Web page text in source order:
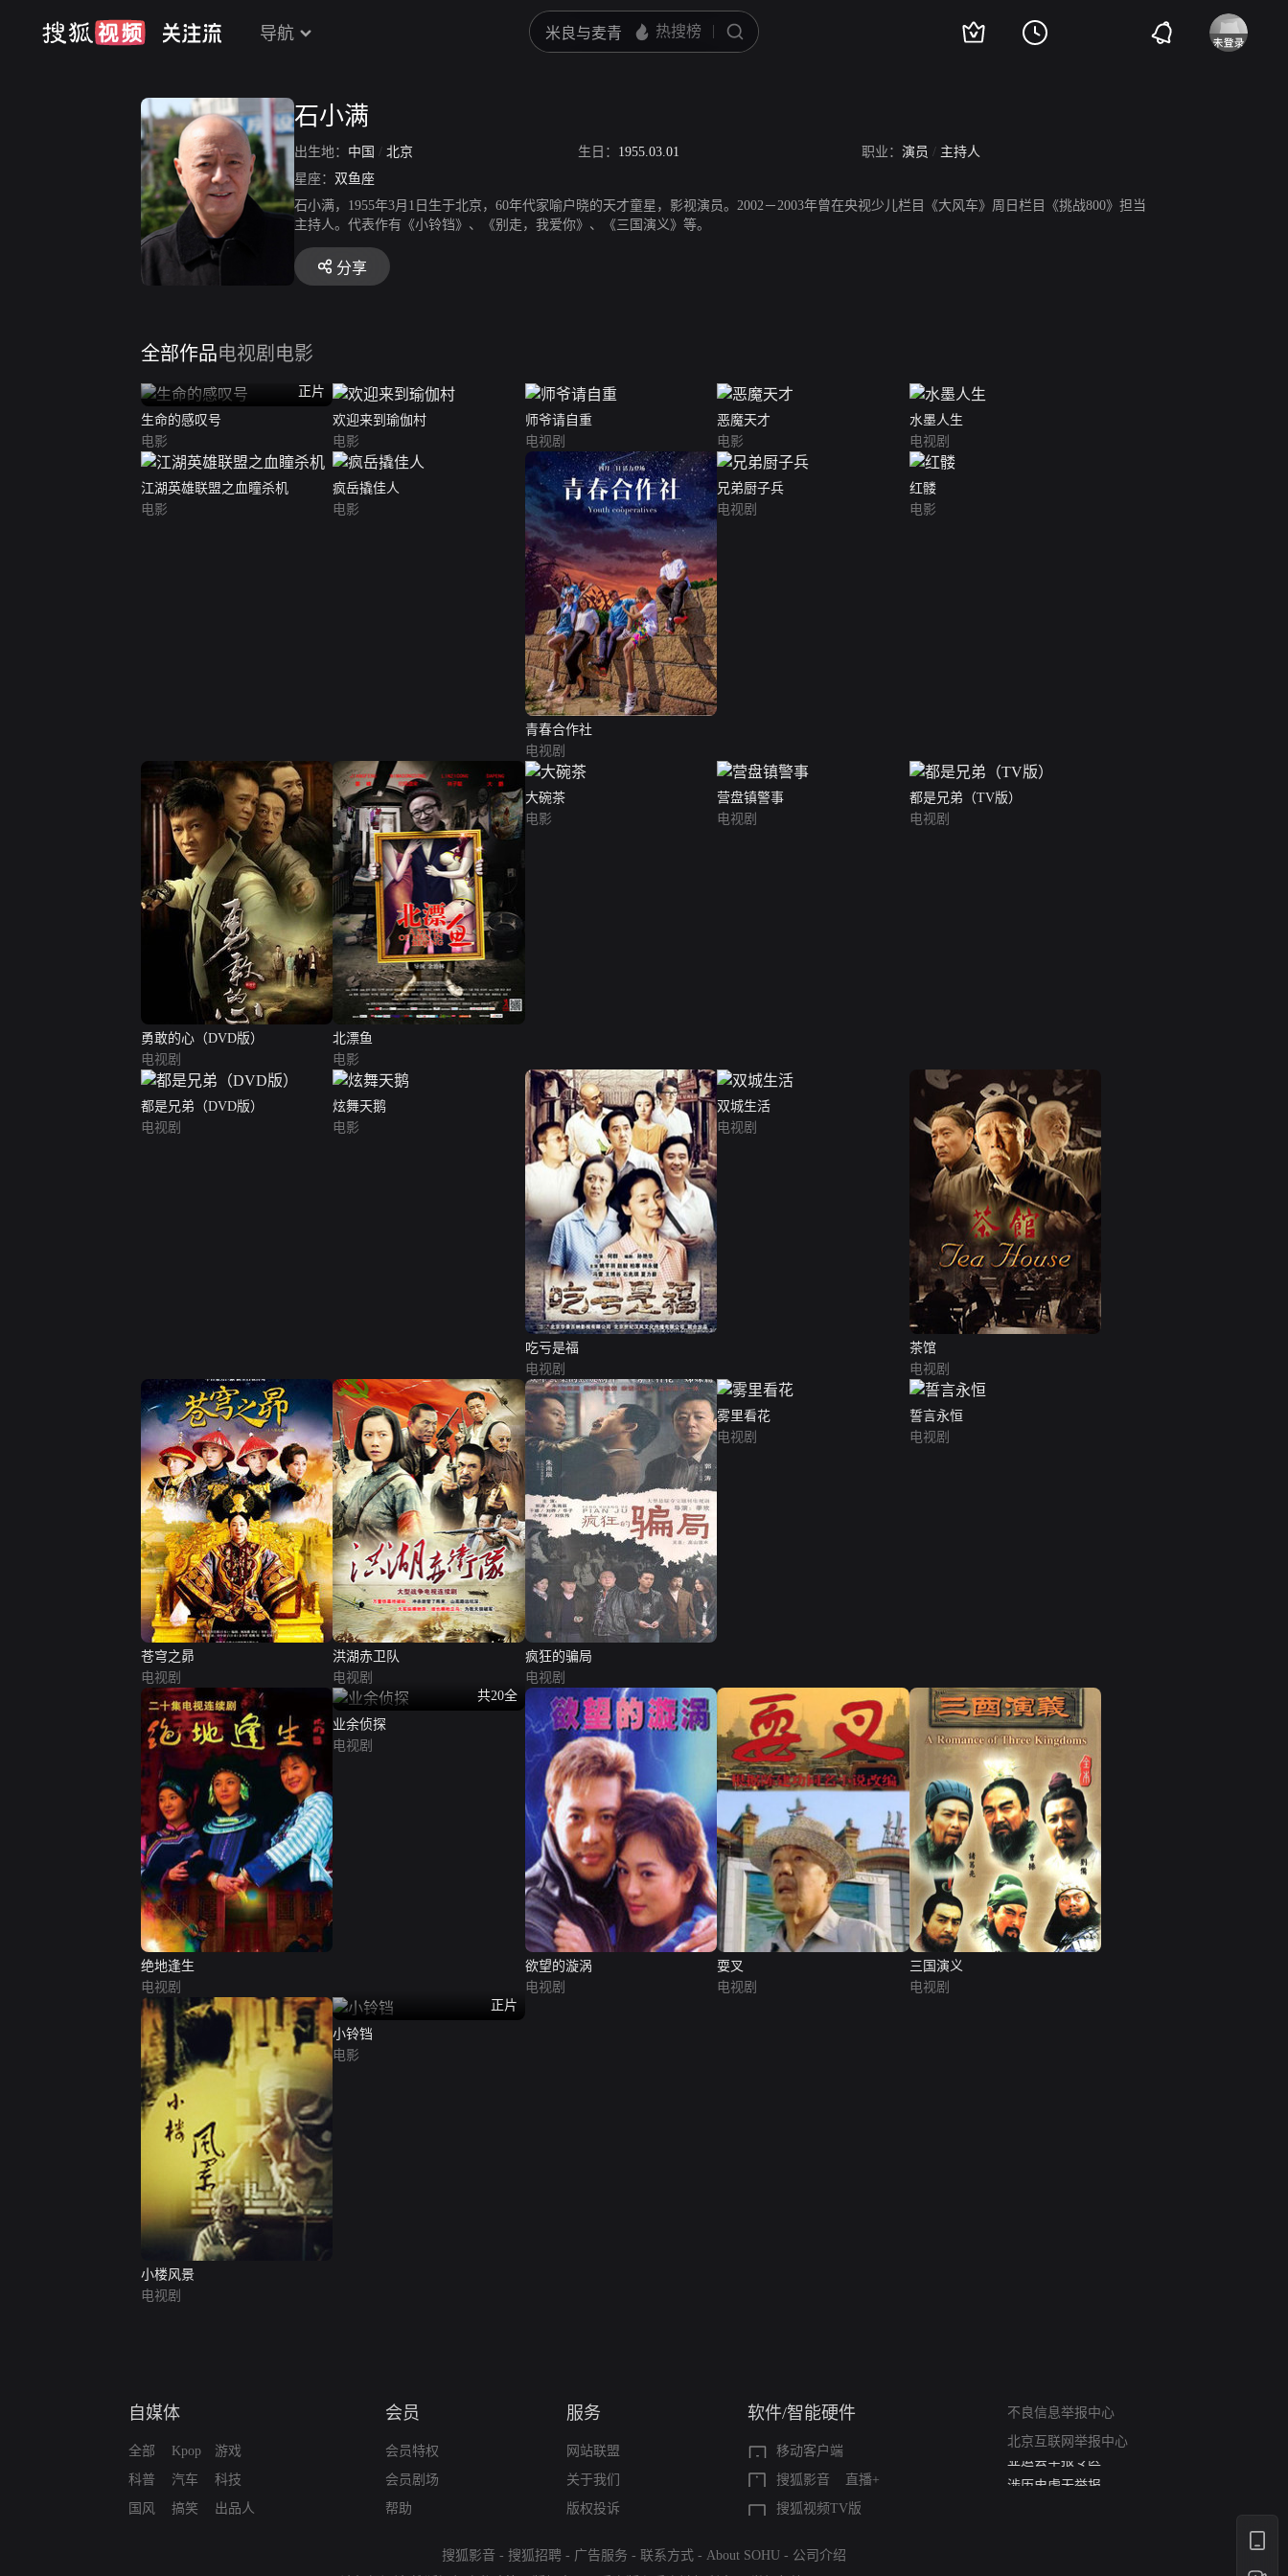
导航
石小满
出生地： 中国 / 北京 生日： 1955.03.01 职业： 演员 / 主持人
星座： 双鱼座
石小满，1955年3月1日生于北京，60年代家喻户晓的天才童星，影视演员。2002－2003年曾在央视少儿栏目《大风车》周日栏目《挑战800》担当
主持人。代表作有《小铃铛》、《别走，我爱你》、《三国演义》等。
分享
全部作品电视剧 电影
正片
生命的感叹号
电影
欢迎来到瑜伽村
电影
师爷请自重
电视剧
恶魔天才
电影
水墨人生
电视剧
江湖英雄联盟之血瞳杀机
电影
疯岳撬佳人
电影
青春合作社
电视剧
兄弟厨子兵
电视剧
红髅
电影
勇敢的心（DVD版）
电视剧
北漂鱼
电影
大碗茶
电影
营盘镇警事
电视剧
都是兄弟（TV版）
电视剧
都是兄弟（DVD版）
电视剧
炫舞天鹅
电影
吃亏是福
电视剧
双城生活
电视剧
茶馆
电视剧
苍穹之昴
电视剧
洪湖赤卫队
电视剧
疯狂的骗局
电视剧
雾里看花
电视剧
誓言永恒
电视剧
绝地逢生
电视剧
共20全
业余侦探
电视剧
欲望的漩涡
电视剧
耍叉
电视剧
三国演义
电视剧
小楼风景
电视剧
正片
小铃铛
电影
自媒体
全部
科普
国风
Kpop
汽车
搞笑
游戏
科技
出品人
会员
会员特权
会员剧场
帮助
服务
网站联盟
关于我们
版权投诉
软件/智能硬件
移动客户端
搜狐影音
直播+
搜狐视频TV版
不良信息举报中心
北京互联网举报中心
亚运会举报专区
涉历史虚无举报
搜狐影音 - 搜狐招聘 - 广告服务 - 联系方式 - About SOHU - 公司介绍